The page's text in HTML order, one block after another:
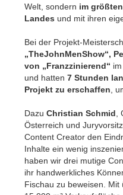
Welt, sondern im
Landes und mit ihren
Bei der Projekt-
„TheJohnMenShow“,
von „Franzzinierend“
und hatten 7 Stunden
Projekt zu erschaffen ,
Dazu Christian Schmid
Österreich und
Content Creator den
Inhalte ein wenig
haben wir drei mutige
ihr handwerkliches
Fischau zu beweisen.